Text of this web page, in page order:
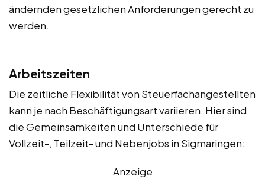
ändernden gesetzlichen Anforderungen gerecht zu
werden.
Arbeitszeiten
Die zeitliche Flexibilität von Steuerfachangestellten
kann je nach Beschäftigungsart variieren. Hier sind
die Gemeinsamkeiten und Unterschiede für
Vollzeit-, Teilzeit- und Nebenjobs in Sigmaringen:
Anzeige